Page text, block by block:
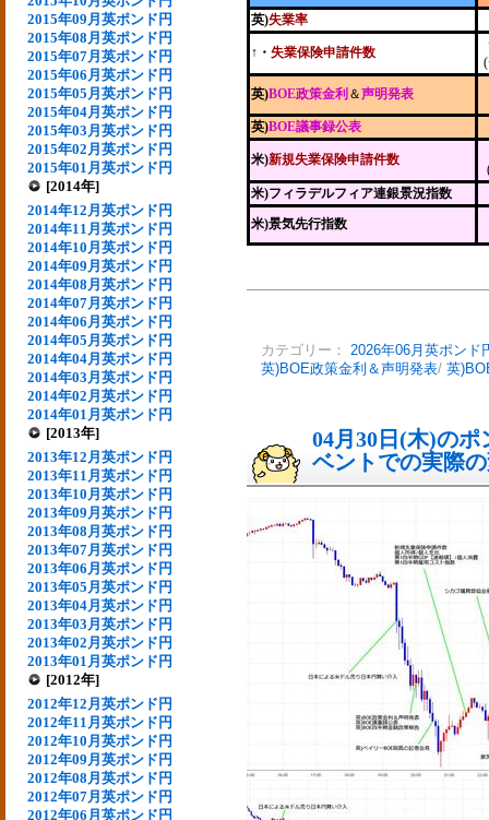
2015年09月英ポンド円
2015年08月英ポンド円
2015年07月英ポンド円
2015年06月英ポンド円
2015年05月英ポンド円
2015年04月英ポンド円
2015年03月英ポンド円
2015年02月英ポンド円
2015年01月英ポンド円
[2014年]
2014年12月英ポンド円
2014年11月英ポンド円
2014年10月英ポンド円
2014年09月英ポンド円
2014年08月英ポンド円
2014年07月英ポンド円
2014年06月英ポンド円
2014年05月英ポンド円
2014年04月英ポンド円
2014年03月英ポンド円
2014年02月英ポンド円
2014年01月英ポンド円
[2013年]
2013年12月英ポンド円
2013年11月英ポンド円
2013年10月英ポンド円
2013年09月英ポンド円
2013年08月英ポンド円
2013年07月英ポンド円
2013年06月英ポンド円
2013年05月英ポンド円
2013年04月英ポンド円
2013年03月英ポンド円
2013年02月英ポンド円
2013年01月英ポンド円
[2012年]
2012年12月英ポンド円
2012年11月英ポンド円
2012年10月英ポンド円
2012年09月英ポンド円
2012年08月英ポンド円
2012年07月英ポンド円
2012年06月英ポンド円
英)失業率
↑・ 失業保険申請件数
英)BOE政策金利 ＆声明発表
英)BOE議事録公表
米)新規失業保険申請件数
米)フィラデルフィア連銀景況指数
米)景気先行指数
カテゴリー： 2026年06月英ポンド
英)BOE政策金利＆声明発表/ 英
04月30日(木)の
ベントでの実際